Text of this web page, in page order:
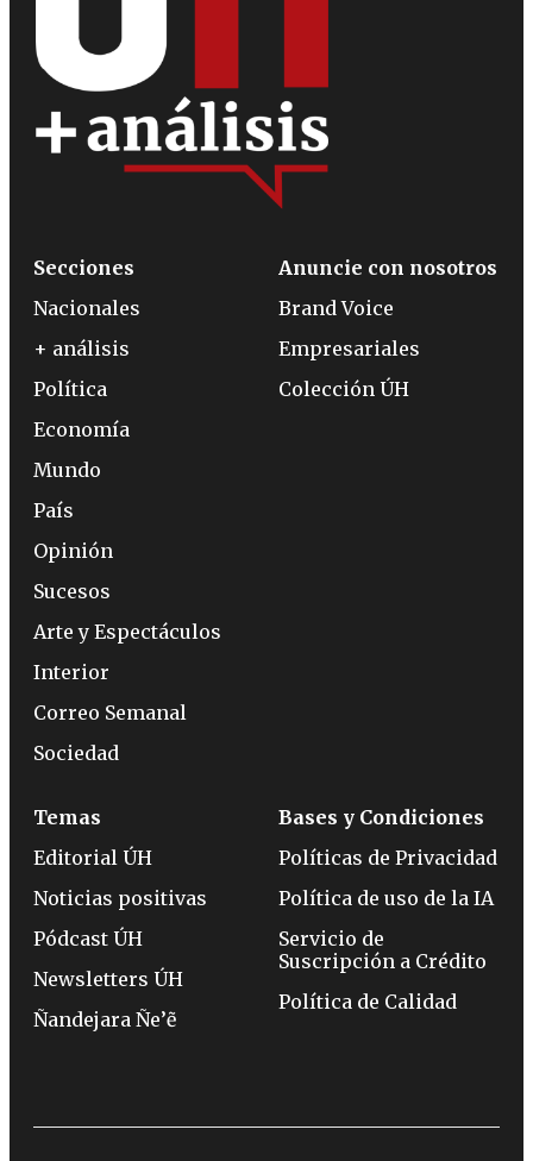
Secciones
Nacionales
+ análisis
Política
Economía
Mundo
País
Opinión
Sucesos
Arte y Espectáculos
Interior
Correo Semanal
Sociedad
Anuncie con nosotros
Brand Voice
Empresariales
Colección ÚH
Temas
Editorial ÚH
Noticias positivas
Pódcast ÚH
Newsletters ÚH
Ñandejara Ñe’ẽ
Bases y Condiciones
Políticas de Privacidad
Política de uso de la IA
Servicio de
Suscripción a Crédito
Política de Calidad